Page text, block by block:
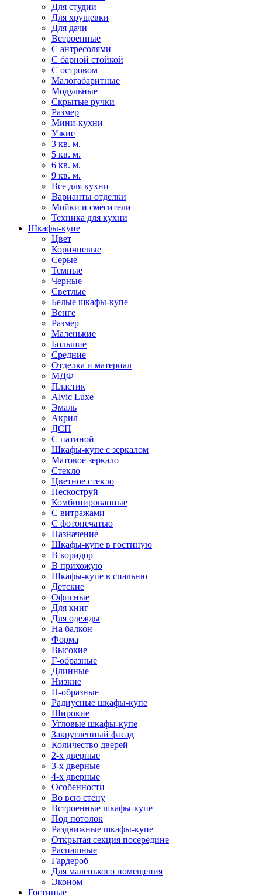
Для студии
Для хрущевки
Для дачи
Встроенные
С антресолями
С барной стойкой
С островом
Малогабаритные
Модульные
Скрытые ручки
Размер
Мини-кухни
Узкие
3 кв. м.
5 кв. м.
6 кв. м.
9 кв. м.
Все для кухни
Варианты отделки
Мойки и смесители
Техника для кухни
Шкафы-купе
Цвет
Коричневые
Серые
Темные
Черные
Светлые
Белые шкафы-купе
Венге
Размер
Маленькие
Большие
Средние
Отделка и материал
МДФ
Пластик
Alvic Luxe
Эмаль
Акрил
ДСП
С патиной
Шкафы-купе с зеркалом
Матовое зеркало
Стекло
Цветное стекло
Пескоструй
Комбинированные
С витражами
С фотопечатью
Назначение
Шкафы-купе в гостиную
В коридор
В прихожую
Шкафы-купе в спальню
Детские
Офисные
Для книг
Для одежды
На балкон
Форма
Высокие
Г-образные
Длинные
Низкие
П-образные
Радиусные шкафы-купе
Широкие
Угловые шкафы-купе
Закругленный фасад
Количество дверей
2-х дверные
3-х дверные
4-х дверные
Особенности
Во всю стену
Встроенные шкафы-купе
Под потолок
Раздвижные шкафы-купе
Открытая секция посередине
Распашные
Гардероб
Для маленького помещения
Эконом
Гостиные